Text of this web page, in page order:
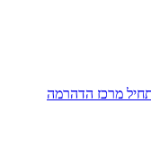
מרכז הדהרמה